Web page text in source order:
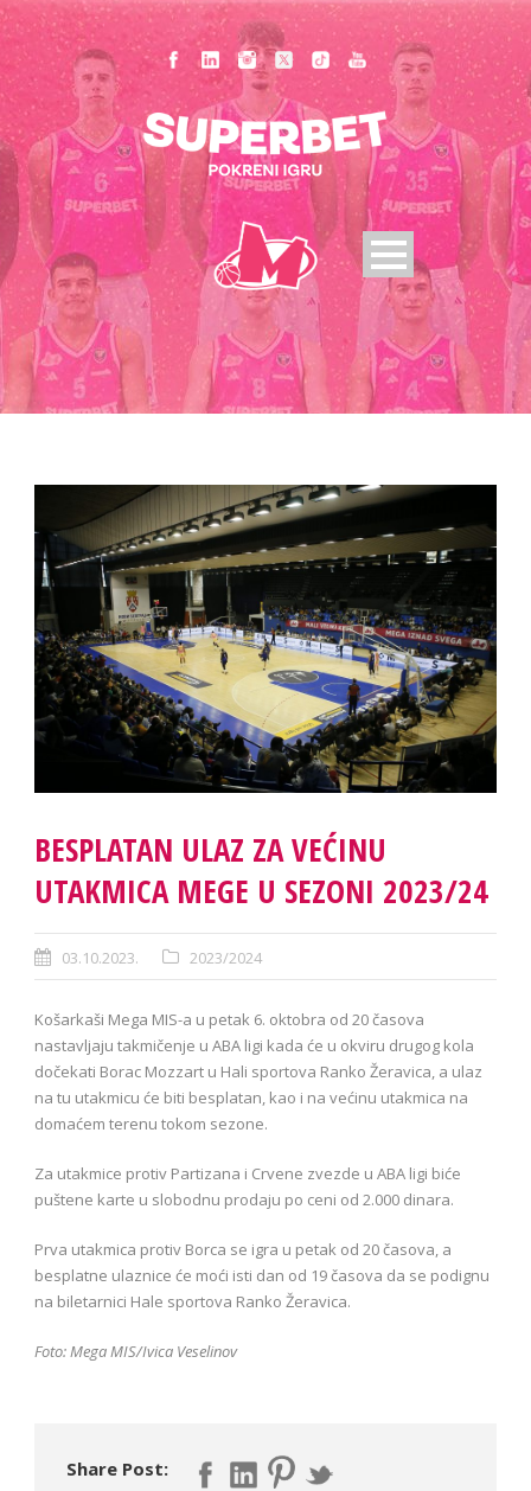
BESPLATAN ULAZ ZA VEĆINU
UTAKMICA MEGE U SEZONI 2023/24
03.10.2023. 2023/2024
Košarkaši Mega MIS-a u petak 6. oktobra od 20 časova
nastavljaju takmičenje u ABA ligi kada će u okviru drugog kola
dočekati Borac Mozzart u Hali sportova Ranko Žeravica, a ulaz
na tu utakmicu će biti besplatan, kao i na većinu utakmica na
domaćem terenu tokom sezone.
Za utakmice protiv Partizana i Crvene zvezde u ABA ligi biće
puštene karte u slobodnu prodaju po ceni od 2.000 dinara.
Prva utakmica protiv Borca se igra u petak od 20 časova, a
besplatne ulaznice će moći isti dan od 19 časova da se podignu
na biletarnici Hale sportova Ranko Žeravica.
Foto: Mega MIS/Ivica Veselinov
Share Post: